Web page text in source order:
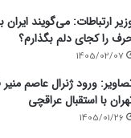
ارتباطات: می‌گویند ایران
را کجای دلم بگذارم؟
1405/02/07
ورود ژنرال عاصم
با استقبال عراقچی
1405/01/26